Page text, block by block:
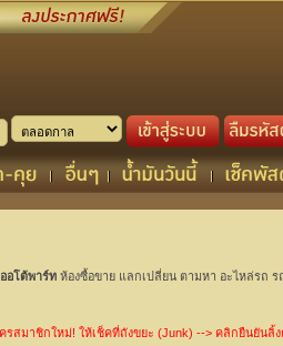
อโต้พาร์ทห้องซื้อขาย แลกเปลี่ยน ตามหา อะไหล่รถ
รสมาชิกใหม่! ให้เช็คที่ถังขยะ (Junk) --> คลิกยืนยันลิ้